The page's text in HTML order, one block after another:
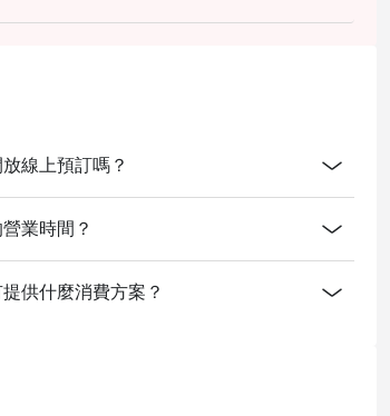
線上預訂嗎？
業時間？
供什麼消費方案？